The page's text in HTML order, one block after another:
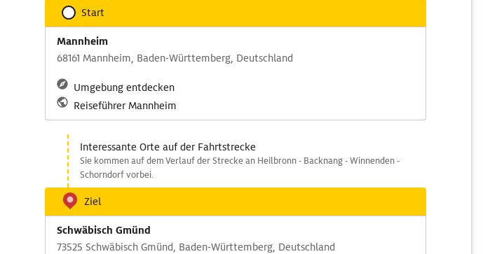
Start
Mannheim
68161 Mannheim, Baden-Württemberg, Deutschland
Umgebung entdecken
Reiseführer Mannheim
Interessante Orte auf der Fahrtstrecke
Sie kommen auf dem Verlauf der Strecke an Heilbronn - Backnang - Winnenden -
Schorndorf vorbei.
Ziel
Schwäbisch Gmünd
73525 Schwäbisch Gmünd, Baden-Württemberg, Deutschland